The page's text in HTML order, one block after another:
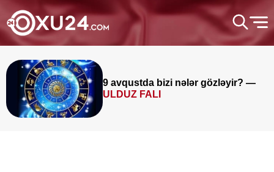
9 avqustda bizi nələr gözləyir? —
ULDUZ FALI